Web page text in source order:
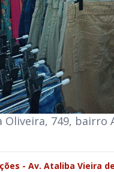
Oliveira, 749, bairro
- Av. Ataliba Vieira